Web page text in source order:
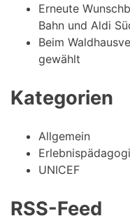
Erneute
Bahn und Aldi
Beim
gewählt
Kategorien
Allgemein
UNICEF
RSS-Feed